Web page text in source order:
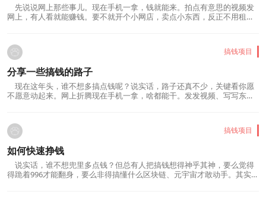
先说说网上那些事儿。现在手机一拿，钱就能来。拍点有意思的视频发
网上，有人看就能赚钱。要不就开个小网店，卖点小东西，反正不用租店
餐，别看不起眼，早上那会儿人流量大着呢。或者弄...
搞钱项目
分享一些搞钱的路子
现在这年头，谁不想多搞点钱呢？说实话，路子还真不少，关键看你愿
不愿意动起来。网上折腾现在手机一拿，啥都能干。发发视频、写写东
摆摊开店别小看路边摊，早上卖个豆浆包子，晚上夜市...
搞钱项目
如何快速挣钱
说实话，谁不想兜里多点钱？但总有人把搞钱想得神乎其神，要么觉得
得跪着996才能翻身，要么非得搞懂什么区块链、元宇宙才敢动手。其实